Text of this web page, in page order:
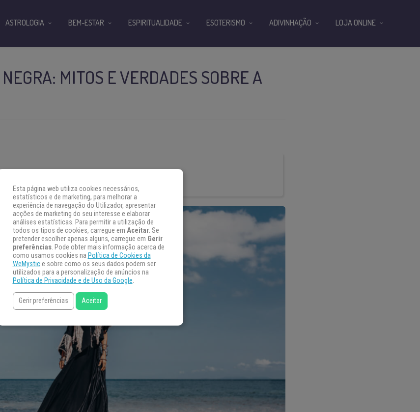
MITOS E VERDADES SOBRE A
ASTROLOGIA BEM-ESTAR ESPIRITUALIDADE ESOTERISMO ADIVINHAÇÃO LOJA ONLINE
Esta página web utiliza cookies necessários,
estatísticos e de marketing, para melhorar a
experiência de navegação do Utilizador, apresentar
acções de marketing do seu interesse e elaborar
análises estatísticas. Para permitir a utilização de
todos os tipos de cookies, carregue em Aceitar. Se
pretender escolher apenas alguns, carregue em Gerir
preferências. Pode obter mais informação acerca de
como usamos cookies na Política de Cookies da
WeMystice sobre como os seus dados podem ser
utilizados para a personalização de anúncios na
Política de Privacidade e de Uso da Google.
Gerir preferências Aceitar